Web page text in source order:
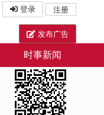
登录 注册
发布广告
时事新闻